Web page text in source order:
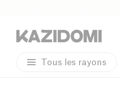
Tous les rayons